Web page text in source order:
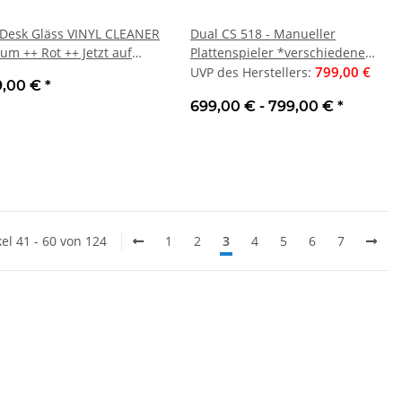
Gläss VINYL CLEANER
++ Rot ++ Jetzt auf
€ *
Dual CS 518 - Manueller
Plattenspieler *verschiedene
Farben* | Neu
UVP des Herstellers: 799,00 €
699,00 € - 799,00 € *
41 - 60 von 124 1 2 3 4 5 6 7
Neu
Oehlbach Speaker Wire 7, 2 x
0,75mm² Lautsprecherkabel,